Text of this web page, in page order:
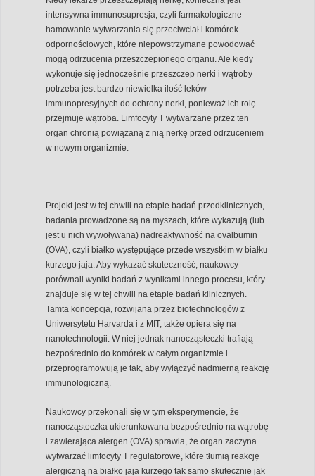
intensywna immunosupresja, czyli farmakologiczne
hamowanie wytwarzania się przeciwciał i komórek
odpornościowych, które niepowstrzymane powodować
mogą odrzucenia przeszczepionego organu. Ale kiedy
wykonuje się jednocześnie przeszczep nerki i wątroby
potrzeba jest bardzo niewielka ilość leków
immunopresyjnych do ochrony nerki, ponieważ ich rolę
przejmuje wątroba. Limfocyty T wytwarzane przez ten
organ chronią powiązaną z nią nerkę przed odrzuceniem
w nowym organizmie.
Projekt jest w tej chwili na etapie badań przedklinicznych,
badania prowadzone są na myszach, które wykazują (lub
jest u nich wywoływana) nadreaktywność na ovalbumin
(OVA), czyli białko występujące przede wszystkim w białku
kurzego jaja. Aby wykazać skuteczność, naukowcy
porównali wyniki badań z wynikami innego procesu, który
znajduje się w tej chwili na etapie badań klinicznych.
Tamta koncepcja, rozwijana przez biotechnologów z
Uniwersytetu Harvarda i z MIT, także opiera się na
nanotechnologii. W niej jednak nanocząsteczki trafiają
bezpośrednio do komórek w całym organizmie i
przeprogramowują je tak, aby wyłączyć nadmierną reakcję
immunologiczną.
Naukowcy przekonali się w tym eksperymencie, że
nanocząsteczka ukierunkowana bezpośrednio na wątrobę
i zawierająca alergen (OVA) sprawia, że organ zaczyna
wytwarzać limfocyty T regulatorowe, które tłumią reakcję
alergiczną na białko jaja kurzego tak samo skutecznie jak